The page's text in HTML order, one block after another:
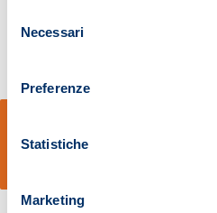
delNecessari
Preferenze
Statistiche
Marketing
Pistoia 01680210505 – R.E.A. n.155974 -
Società adotta il Codice Etico D.lgs. 231/